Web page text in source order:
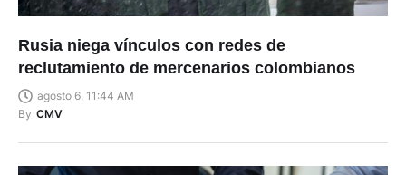
Rusia niega vínculos con redes de
reclutamiento de mercenarios colombianos
agosto 6, 11:44 AM
By CMV